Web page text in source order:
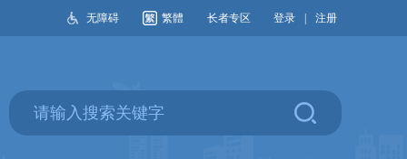
无障碍 繁體 长者专区 登录 注册